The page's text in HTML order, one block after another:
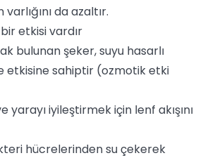
da azaltır.
etkisi vardır
bulunan şeker, suyu hasarlı
etkisine sahiptir (ozmotik etki
yarayı iyileştirmek için lenf akışını
hücrelerinden su çekerek